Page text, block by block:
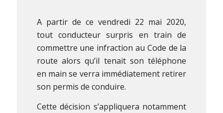
A partir de ce vendredi 22 mai 2020,
tout conducteur surpris en train de
commettre une infraction au Code de la
route alors qu’il tenait son téléphone
en main se verra immédiatement retirer
son permis de conduire.
Cette décision s’appliquera notamment